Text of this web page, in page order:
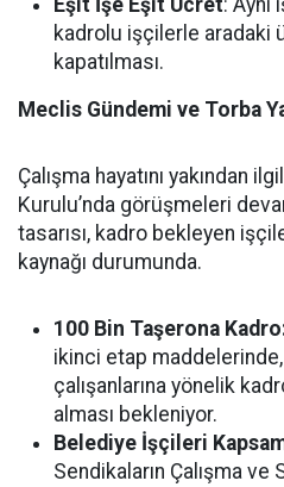
Eşit İşe Eşit Ücret: Aynı
kadrolu işçilerle aradaki
kapatılması.
Meclis Gündemi ve Torba
Çalışma hayatını yakından
Kurulu’nda görüşmeleri
tasarısı, kadro bekleyen
kaynağı durumunda.
100 Bin Taşerona
ikinci etap
çalışanlarına yönelik
alması bekleniyor.
Belediye İşçileri
Sendikaların Çalışma ve